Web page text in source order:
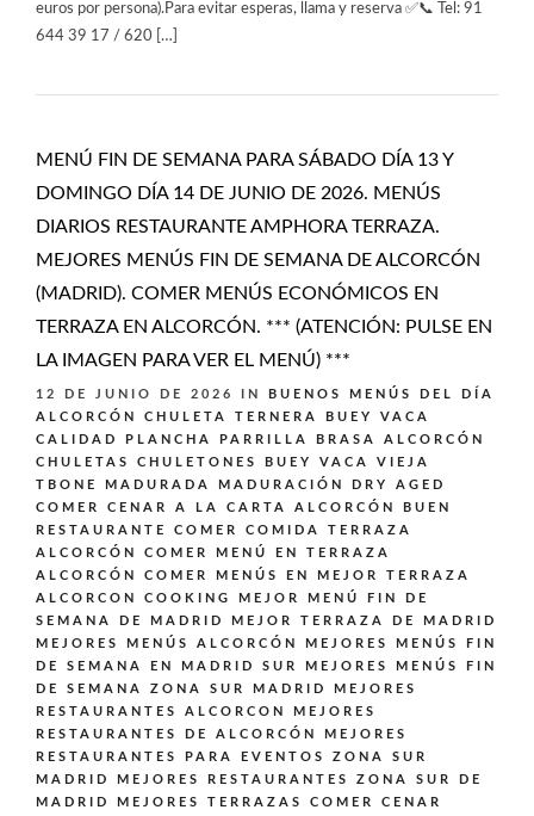
euros por persona).Para evitar esperas, llama y reserva ✅📞 Tel: 91
644 39 17 / 620 […]
MENÚ FIN DE SEMANA PARA SÁBADO DÍA 13 Y
DOMINGO DÍA 14 DE JUNIO DE 2026. MENÚS
DIARIOS RESTAURANTE AMPHORA TERRAZA.
MEJORES MENÚS FIN DE SEMANA DE ALCORCÓN
(MADRID). COMER MENÚS ECONÓMICOS EN
TERRAZA EN ALCORCÓN. *** (ATENCIÓN: PULSE EN
LA IMAGEN PARA VER EL MENÚ) ***
12 DE JUNIO DE 2026 IN
BUENOS MENÚS DEL DÍA
ALCORCÓN
CHULETA TERNERA BUEY VACA
CALIDAD PLANCHA PARRILLA BRASA ALCORCÓN
CHULETAS CHULETONES BUEY VACA VIEJA
TBONE MADURADA MADURACIÓN DRY AGED
COMER CENAR A LA CARTA ALCORCÓN BUEN
RESTAURANTE
COMER COMIDA TERRAZA
ALCORCÓN
COMER MENÚ EN TERRAZA
ALCORCÓN
COMER MENÚS EN MEJOR TERRAZA
ALCORCON
COOKING
MEJOR MENÚ FIN DE
SEMANA DE MADRID
MEJOR TERRAZA DE MADRID
MEJORES MENÚS ALCORCÓN
MEJORES MENÚS FIN
DE SEMANA EN MADRID SUR
MEJORES MENÚS FIN
DE SEMANA ZONA SUR MADRID
MEJORES
RESTAURANTES ALCORCON
MEJORES
RESTAURANTES DE ALCORCÓN
MEJORES
RESTAURANTES PARA EVENTOS ZONA SUR
MADRID
MEJORES RESTAURANTES ZONA SUR DE
MADRID
MEJORES TERRAZAS COMER CENAR